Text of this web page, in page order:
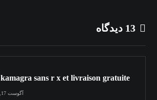
13 دیدگاه
kamagra sans r x et livraison gratuite
آگوست 17, 2025 در 11:32 ق.ظ